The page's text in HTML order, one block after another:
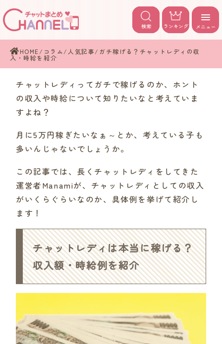
検索 ランキング メニュー
HOME/ コラム/ 人気記事/ ガチ稼げる？チャットレディの収
入・時給を紹介
チャットレディってガチで稼げるのか、ホント
の収入や時給について知りたいなと考えていま
すよね？
月に5万円稼ぎたいなぁ～とか、考えている子も
多いんじゃないでしょうか。
この記事では、長くチャットレディをしてきた
運営者Manamiが、チャットレディとしての収入
がいくらぐらいなのか、具体例を挙げて紹介し
ます！
チャットレディは本当に稼げる？
収入額・時給例を紹介